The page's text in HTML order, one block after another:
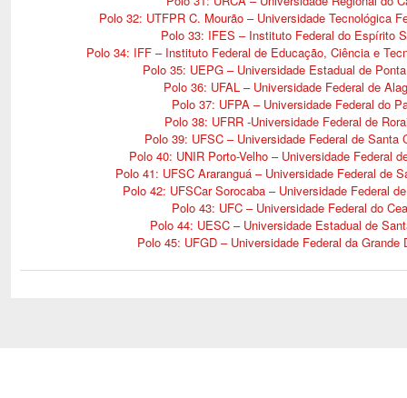
Polo 32: UTFPR C. Mourão – Universidade Tecnológica
Polo 33: IFES – Instituto Federal do Espí­rito
Polo 34: IFF – Instituto Federal de Educação, Ciência e
Polo 35: UEPG – Universidade Estadual de
Polo 36: UFAL – Universidade Federal de
Polo 37: UFPA – Universidade Federal do
Polo 38: UFRR -Universidade Federal de
Polo 39: UFSC – Universidade Federal de Santa
Polo 40: UNIR Porto-Velho – Universidade Federal
Polo 41: UFSC Araranguá – Universidade Federal de
Polo 42: UFSCar Sorocaba – Universidade Federal
Polo 43: UFC – Universidade Federal do
Polo 44: UESC – Universidade Estadual de
Polo 45: UFGD – Universidade Federal da Grande